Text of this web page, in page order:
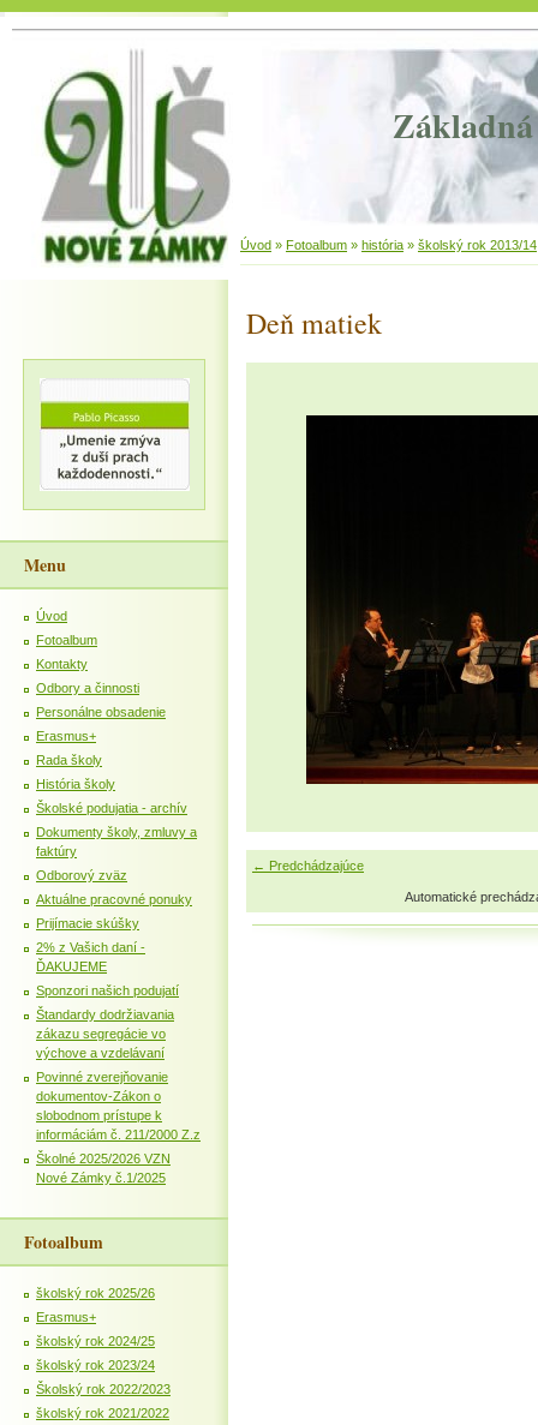
Základná
Úvod » Fotoalbum » história » školský rok 2013/14
Deň matiek
← Predchádzajúce
Automatické
Menu
Úvod
Fotoalbum
Kontakty
Odbory a činnosti
Personálne obsadenie
Erasmus+
Rada školy
História školy
Školské podujatia - archív
Dokumenty školy, zmluvy a
faktúry
Odborový zväz
Aktuálne pracovné ponuky
Prijímacie skúšky
2% z Vašich daní -
ĎAKUJEME
Sponzori našich podujatí
Štandardy dodržiavania
zákazu segregácie vo
výchove a vzdelávaní
Povinné zverejňovanie
dokumentov-Zákon o
slobodnom prístupe k
informáciám č. 211/2000 Z.z
Školné 2025/2026 VZN
Nové Zámky č.1/2025
Fotoalbum
školský rok 2025/26
Erasmus+
školský rok 2024/25
školský rok 2023/24
Školský rok 2022/2023
školský rok 2021/2022